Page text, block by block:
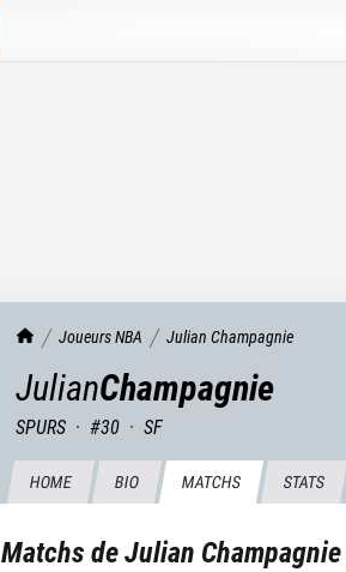
TrashTalk Actu NBA
Joueurs NBA Julian Champagnie
JulianChampagnie
SPURS · #30 · SF
HOME BIO MATCHS STATS
Matchs deJulian Champagnie